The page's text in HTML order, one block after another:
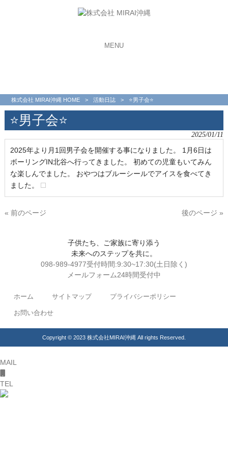
MENU
株式会社 MIRAI沖縄 HOME > 活動日誌 > ⭐️男子会⭐️
⭐️男子会⭐️
2025/01/11
2025年より月1回男子会を開催する事になりました。 1月6日は
ボーリングIN北谷へ行ってきました。 初めての児童もいてみん
な楽しんでました。 おやつはブルーシールでアイスを食べてき
ました。
« 前のページ 後のページ »
子供たち、ご家族に寄り添う
未来へのステップを共に。
098-989-4977受付時間:9:30~17:30(土日除く)
メールフォーム24時間受付中
ホーム サイトマップ プライバシーポリシー
お問い合わせ
Copyright © 2023 株式会社MIRAI沖縄 All rights Reserved.
MAIL
TEL